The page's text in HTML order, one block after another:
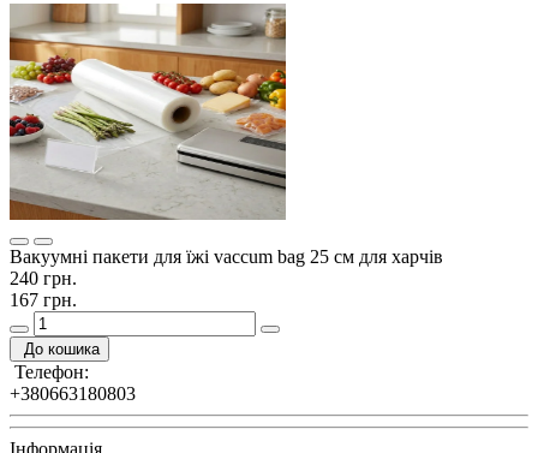
Вакуумні пакети для їжі vaccum bag 25 см для харчів
240 грн.
167 грн.
До кошика
Телефон:
+380663180803
Інформація